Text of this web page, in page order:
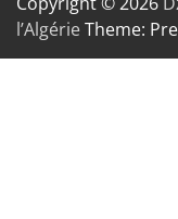
l’AlgérieTheme: